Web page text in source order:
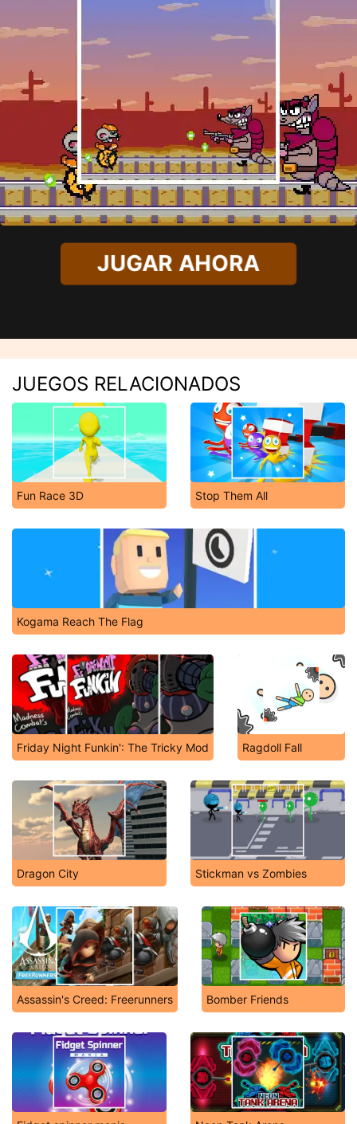
JUGAR AHORA
JUEGOS RELACIONADOS
Fun Race 3D Stop Them All
Kogama Reach The Flag
Friday Night Funkin': The Tricky Mod Ragdoll Fall
Dragon City Stickman vs Zombies
Assassin's Creed: Freerunners Bomber Friends